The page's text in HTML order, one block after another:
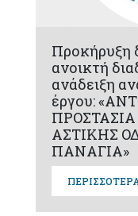
Προκήρυξη
ανοικτή
ανάδειξη
έργου:
ΑΣΤΙΚΗΣ
ΠΑΝΑΓΙΑ»